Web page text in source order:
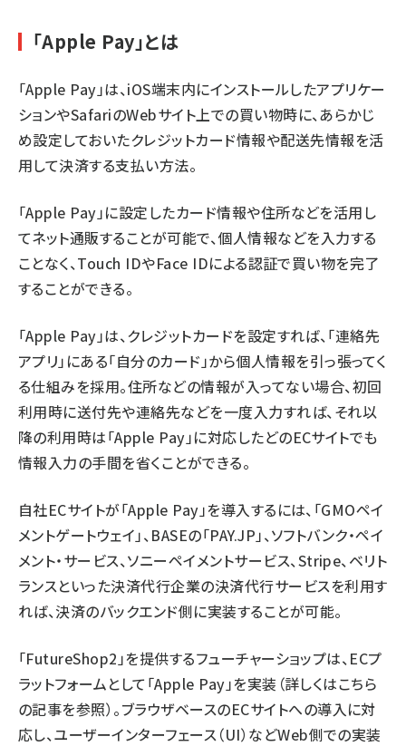
「Apple Pay」とは
「Apple Pay」は、iOS端末内にインストールしたアプリケー
ションやSafariのWebサイト上での買い物時に、あらかじ
め設定しておいたクレジットカード情報や配送先情報を活
用して決済する支払い方法。
「Apple Pay」に設定したカード情報や住所などを活用し
てネット通販することが可能で、個人情報などを入力する
ことなく、Touch IDやFace IDによる認証で買い物を完了
することができる。
「Apple Pay」は、クレジットカードを設定すれば、「連絡先
アプリ」にある「自分のカード」から個人情報を引っ張ってく
る仕組みを採用。住所などの情報が入ってない場合、初回
利用時に送付先や連絡先などを一度入力すれば、それ以
降の利用時は「Apple Pay」に対応したどのECサイトでも
情報入力の手間を省くことができる。
自社ECサイトが「Apple Pay」を導入するには、「GMOペイ
メントゲートウェイ」、BASEの「PAY.JP」、ソフトバンク・ペイ
メント・サービス、ソニーペイメントサービス、Stripe、ベリト
ランスといった決済代行企業の決済代行サービスを利用す
れば、決済のバックエンド側に実装することが可能。
「FutureShop2」を提供するフューチャーショップは、ECプ
ラットフォームとして「Apple Pay」を実装 （詳しくはこちら
の記事を参照） 。ブラウザベースのECサイトへの導入に対
応し、ユーザーインターフェース（UI）などWeb側での実装